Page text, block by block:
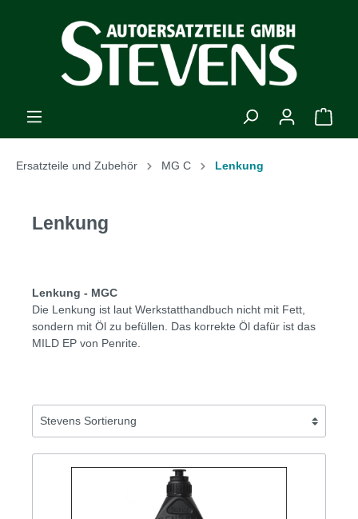
Ersatzteile und Zubehör MG C Lenkung
Lenkung
Lenkung - MGC
Die Lenkung ist laut Werkstatthandbuch nicht mit Fett,
sondern mit Öl zu befüllen. Das korrekte Öl dafür ist das
MILD EP von Penrite.